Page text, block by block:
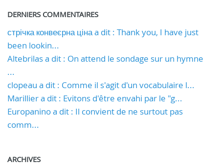
DERNIERS COMMENTAIRES
стрічка конвеєрна ціна a dit : Thank you, I have just
been lookin...
Altebrilas a dit : On attend le sondage sur un hymne
...
clopeau a dit : Comme il s'agit d'un vocabulaire l...
Marillier a dit : Evitons d'être envahi par le "g...
Europanino a dit : Il convient de ne surtout pas
comm...
ARCHIVES